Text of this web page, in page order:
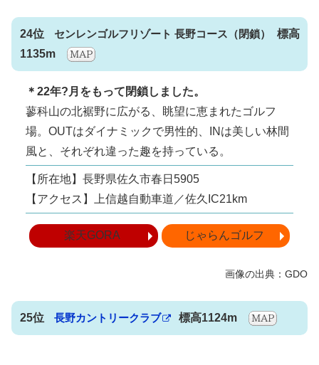
24位 センレンゴルフリゾート 長野コース
標高
1135m
＊22年?月をもって閉鎖しました。
蓼科山の北裾野に広がる、眺望に恵まれたゴルフ
場。OUTはダイナミックで男性的、INは美しい林間
風と、それぞれ違った趣を持っている。
【所在地】長野県佐久市春日5905
【アクセス】上信越自動車道／佐久IC21km
楽天GORA じゃらんゴルフ
25位 長野カントリークラブ 標高1124m